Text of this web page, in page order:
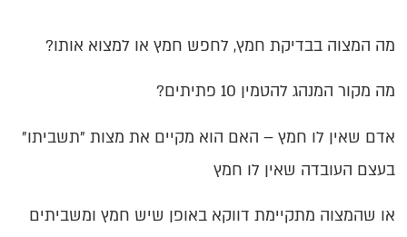
מה המצוה בבדיקת חמץ, לחפש חמץ או למצוא אותו?
מה מקור המנהג להטמין 10 פתיתים?
אדם שאין לו חמץ – האם הוא מקיים את מצות "תשביתו"
בעצם העובדה שאין לו חמץ
או שהמצוה מתקיימת דווקא באופן שיש חמץ ומשביתים